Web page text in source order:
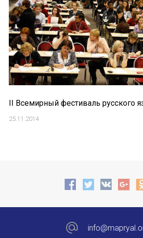
II Всемирный фестиваль русского
25.11.2014